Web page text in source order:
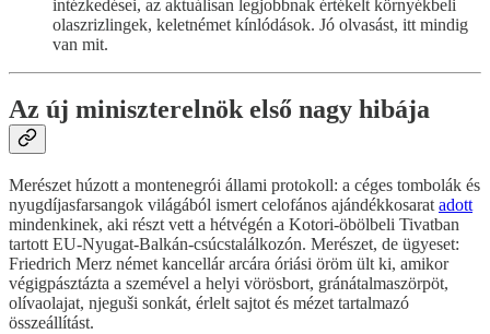
intézkedései, az aktuálisan legjobbnak értékelt környékbeli
olaszrizlingek, keletnémet kínlódások. Jó olvasást, itt mindig
van mit.
Az új miniszterelnök első nagy hibája
Merészet húzott a montenegrói állami protokoll: a céges tombolák és
nyugdíjasfarsangok világából ismert celofános ajándékkosarat adott
mindenkinek, aki részt vett a hétvégén a Kotori-öbölbeli Tivatban
tartott EU-Nyugat-Balkán-csúcstalálkozón. Merészet, de ügyeset:
Friedrich Merz német kancellár arcára óriási öröm ült ki, amikor
végigpásztázta a szemével a helyi vörösbort, gránátalmaszörpöt,
olívaolajat, njeguši sonkát, érlelt sajtot és mézet tartalmazó
összeállítást.